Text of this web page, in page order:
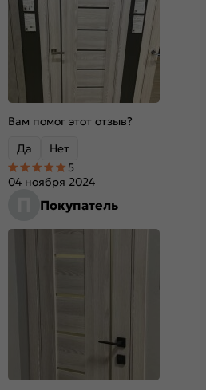
Вам помог этот отзыв?
Да
Нет
Покупатель
04 ноября 2024
5